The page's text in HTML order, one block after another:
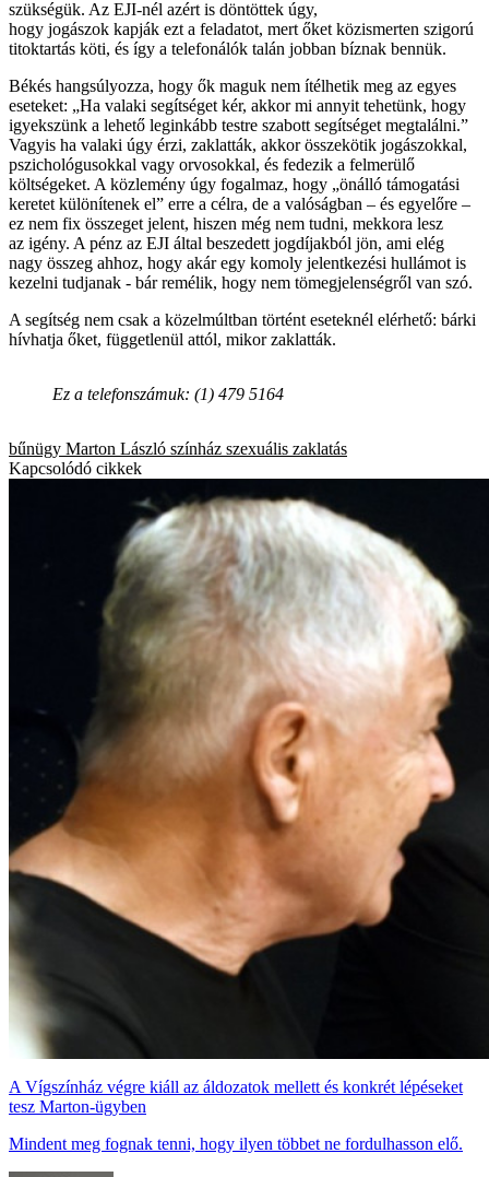
szükségük. Az EJI-nél azért is döntöttek úgy,
hogy jogászok kapják ezt a feladatot, mert őket közismerten szigorú
titoktartás köti, és így a telefonálók talán jobban bíznak bennük.
Békés hangsúlyozza, hogy ők maguk nem ítélhetik meg az egyes
eseteket: „Ha valaki segítséget kér, akkor mi annyit tehetünk, hogy
igyekszünk a lehető leginkább testre szabott segítséget megtalálni.”
Vagyis ha valaki úgy érzi, zaklatták, akkor összekötik jogászokkal,
pszichológusokkal vagy orvosokkal, és fedezik a felmerülő
költségeket. A közlemény úgy fogalmaz, hogy „önálló támogatási
keretet különítenek el” erre a célra, de a valóságban – és egyelőre –
ez nem fix összeget jelent, hiszen még nem tudni, mekkora lesz
az igény. A pénz az EJI által beszedett jogdíjakból jön, ami elég
nagy összeg ahhoz, hogy akár egy komoly jelentkezési hullámot is
kezelni tudjanak - bár remélik, hogy nem tömegjelenségről van szó.
A segítség nem csak a közelmúltban történt eseteknél elérhető: bárki
hívhatja őket, függetlenül attól, mikor zaklatták.
Ez a telefonszámuk: (1) 479 5164
bűnügy Marton László színház szexuális zaklatás
Kapcsolódó cikkek
A Vígszínház végre kiáll az áldozatok mellett és konkrét lépéseket
tesz Marton-ügyben
Mindent meg fognak tenni, hogy ilyen többet ne fordulhasson elő.